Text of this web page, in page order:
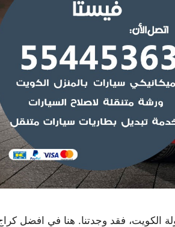
الكويت، فقد وجدتنا. هنا في افضل